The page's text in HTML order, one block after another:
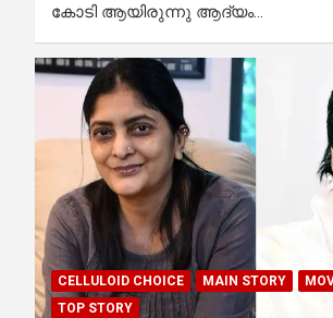
കോടി ആയിരുന്നു ആദ്യം…
CELLULOID CHOICE MAIN STORY
TOP STORY